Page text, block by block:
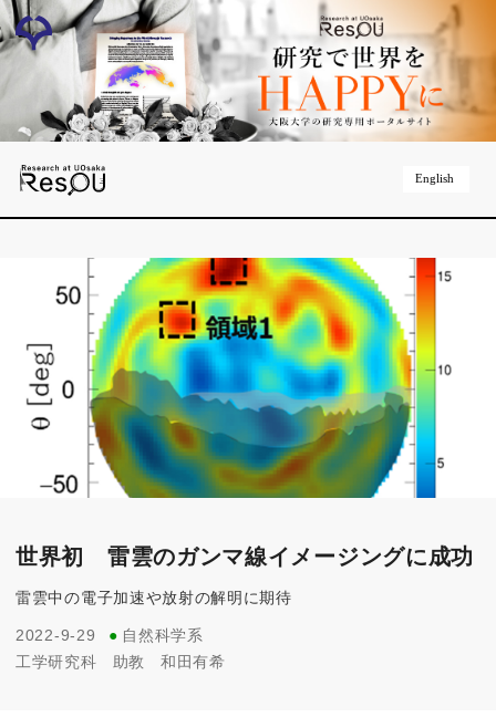
English
世界初 雷雲のガンマ線イメージングに成功
雷雲中の電子加速や放射の解明に期待
2022-9-29 ● 自然科学系
工学研究科
助教 和田有希